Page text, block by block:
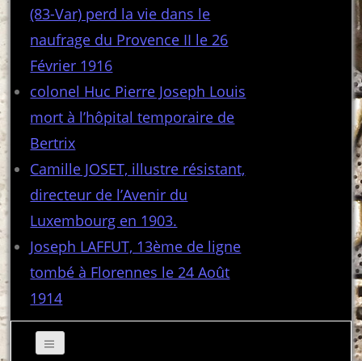
(83-Var) perd la vie dans le
naufrage du Provence II le 26
Février 1916
colonel Huc Pierre Joseph Louis
mort à l’hôpital temporaire de
Bertrix
Camille JOSET, illustre résistant,
directeur de l’Avenir du
Luxembourg en 1903.
Joseph LAFFUT, 13ème de ligne
tombé à Florennes le 24 Août
1914